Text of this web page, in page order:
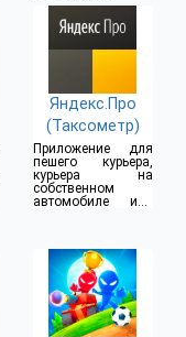
Яндекс.Про
(Таксометр)
Приложение для
пешего курьера,
курьера на
собственном
автомобиле или